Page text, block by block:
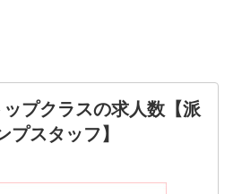
プクラスの求人数【派
プスタッフ】